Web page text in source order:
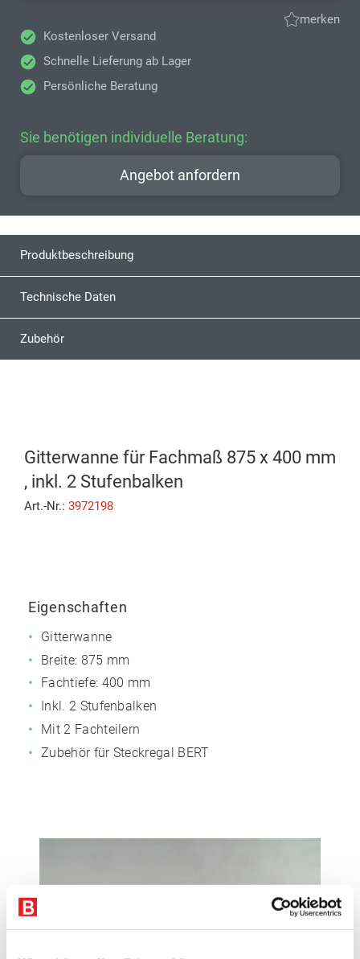
merken
Kostenloser Versand
Schnelle Lieferung ab Lager
Persönliche Beratung
Sie benötigen individuelle Beratung:
Angebot anfordern
Produktbeschreibung
Technische Daten
Zubehör
Gitterwanne für Fachmaß 875 x 400 mm
, inkl. 2 Stufenbalken
Art.-Nr.: 3972198
Eigenschaften
Gitterwanne
Breite: 875 mm
Fachtiefe: 400 mm
Inkl. 2 Stufenbalken
Mit 2 Fachteilern
Zubehör für Steckregal BERT